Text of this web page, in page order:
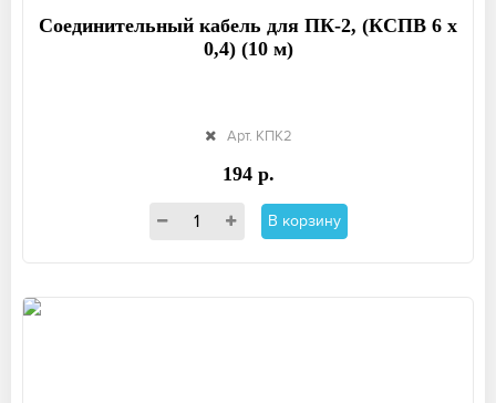
Соединительный кабель для ПК-2, (КСПВ 6 х
0,4) (10 м)
Арт. КПК2
194 р.
В корзину